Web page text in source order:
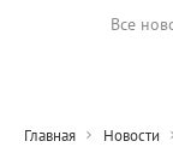
Все
Главная Новости